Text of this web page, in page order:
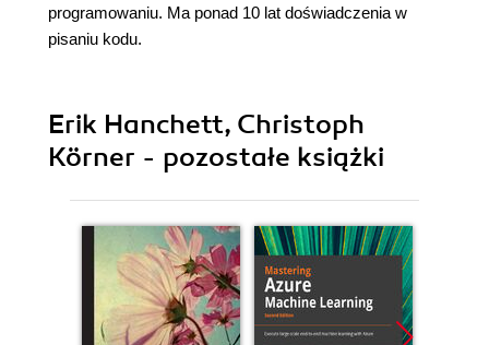
programowaniu. Ma ponad 10 lat doświadczenia w
pisaniu kodu.
Erik Hanchett, Christoph
Körner - pozostałe książki